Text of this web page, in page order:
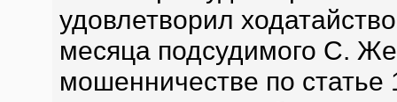
удовлетворил
месяца подсудимого С.
мошенничестве по